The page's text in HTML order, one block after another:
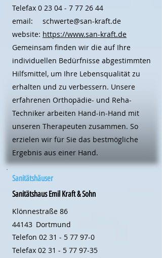
Telefax 0 23 04 - 7 77 26 44
email:
website:
schwerte@san-kraft.de
https://www.san-kraft.de
Gemeinsam finden wir die auf Ihre
individuellen Bedürfnisse abgestimmten
Hilfsmittel, um Ihre Lebensqualität zu
erhalten und zu verbessern. Unsere
erfahrenen Orthopädie- und Reha-
Techniker arbeiten Hand-in-Hand mit
unseren Therapeuten zusammen. So
erzielen wir für Sie das bestmögliche
Ergebnis aus einer Hand.
Sanitätshäuser
Sanitätshaus Emil Kraft & Sohn
Klönnestraße 86
44143 Dortmund
Telefon 02 31 - 5 77 97-0
Telefax 02 31 - 5 77 97-35